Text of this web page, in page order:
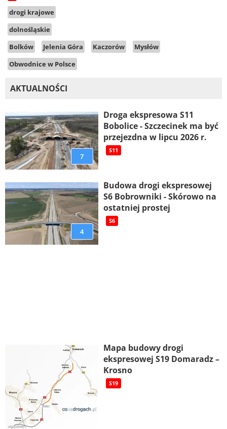
drogi krajowe
dolnośląskie
Bolków
Jelenia Góra Kaczorów
Mysłów
Obwodnice w Polsce
AKTUALNOŚCI
7
Droga ekspresowa S11
Bobolice - Szczecinek ma być
przejezdna w lipcu 2026 r.
S11
4
Budowa drogi ekspresowej
S6 Bobrowniki - Skórowo na
ostatniej prostej
S6
Mapa budowy drogi
ekspresowej S19 Domaradz –
Krosno
S19